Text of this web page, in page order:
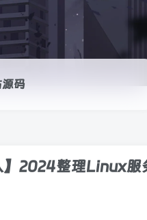
码
】2024整理Linux
欢迎来到
源或文章损害您的合法权益，请
的下载，维护您的合法权益。